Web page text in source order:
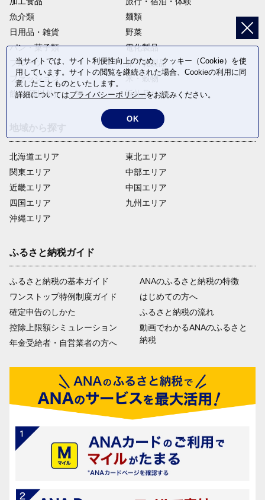
魚介類
麺類
日用品・雑貨
野菜
パン・菓子類
電化製品
フルーツ
卵・乳製品
ファッション
米・穀物
飲料(酒以外)
返礼品なし
北海道エリア
関東エリア
近畿エリア
四国エリア
沖縄エリア
東北エリア
中部エリア
中国エリア
九州エリア
ふるさと納税ガイド
ふるさと納税の基本ガイド
ワンストップ特例制度ガイド
確定申告のしかた
控除上限額シミュレーション
年金受給者・自営業者の方へ
ANAのふるさと納税の特徴
はじめての方へ
ふるさと納税の流れ
動画でわかるANAのふるさと
納税
当サイトでは、サイト利便性向上のため、クッキー（Cookie）を使
用しています。サイトの閲覧を継続された場合、Cookieの利用に同
意したことものといたします。
詳細についてはプライバシーポリシーをお読みください。
OK